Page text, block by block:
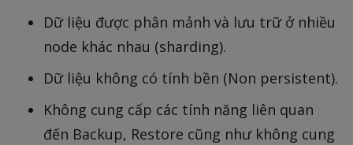
Dữ liệu được phân mảnh và lưu trữ ở nhiều
node khác nhau (sharding).
Dữ liệu không có tính bền (Non persistent).
Không cung cấp các tính năng liên quan
đến Backup, Restore cũng như không cung